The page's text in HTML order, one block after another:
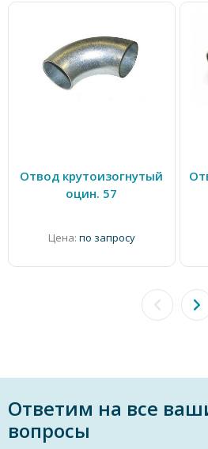
Отвод крутоизогнутый
оцин. 57
Цена: по запросу
Ответим на все
вопросы